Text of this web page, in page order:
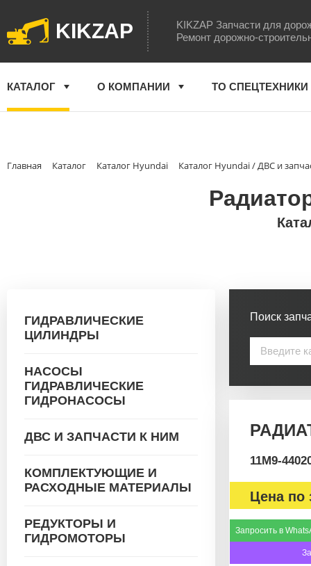
KIKZAP
KIKZAP Запчасти для
Ремонт дорожно-
КАТАЛОГ О КОМПАНИИ ТО СПЕЦТЕХНИКИ
Главная Каталог Каталог Hyundai Каталог Hyundai / ДВС и
ГИДРАВЛИЧЕСКИЕ
ЦИЛИНДРЫ
НАСОСЫ
ГИДРАВЛИЧЕСКИЕ
ГИДРОНАСОСЫ
ДВС И ЗАПЧАСТИ К НИМ
КОМПЛЕКТУЮЩИЕ И
РАСХОДНЫЕ МАТЕРИАЛЫ
РЕДУКТОРЫ И
ГИДРОМОТОРЫ
Поиск
11M9-
Цена по
Запросить в